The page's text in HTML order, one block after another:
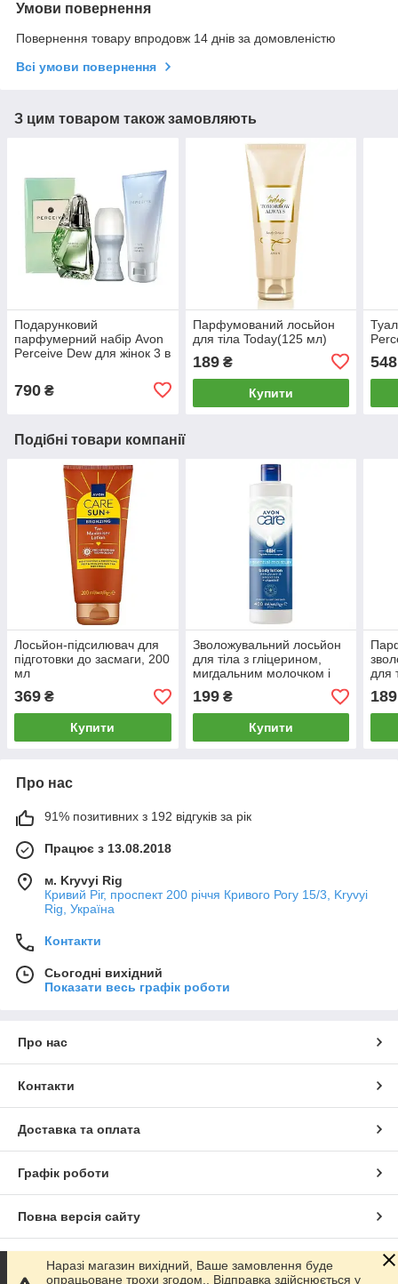
Умови повернення
Повернення товару впродовж 14 днів за домовленістю
Всі умови повернення
З цим товаром також замовляють
Подарунковий
парфумерний набір Avon
Perceive Dew для жінок 3 в
790 ₴
Парфумований лосьйон
для тіла Today(125 мл)
189₴
Купити
Подібні товари компанії
Лосьйон-підсилювач для
підготовки до засмаги, 200
мл
369 ₴
Купити
Зволожувальний лосьйон
для тіла з гліцерином,
мигдальним молочком і
вітаміном Е
199₴
Купити
для
189
Про нас
91% позитивних з 192 відгуків за рік
Працює з 13.08.2018
м. Kryvyi Rig
Кривий Ріг, проспект 200 річчя Кривого Рогу 15/3, Kryvyi
Rig, Україна
Контакти
Сьогодні вихідний
Показати весь графік роботи
Про нас
Контакти
Доставка та оплата
Графік роботи
Повна версія сайту
Сайт створено на маркетплейсіProm.ua
Наразі магазин вихідний, Ваше замовлення буде
опрацьоване трохи згодом.. Відправка здійснюється у